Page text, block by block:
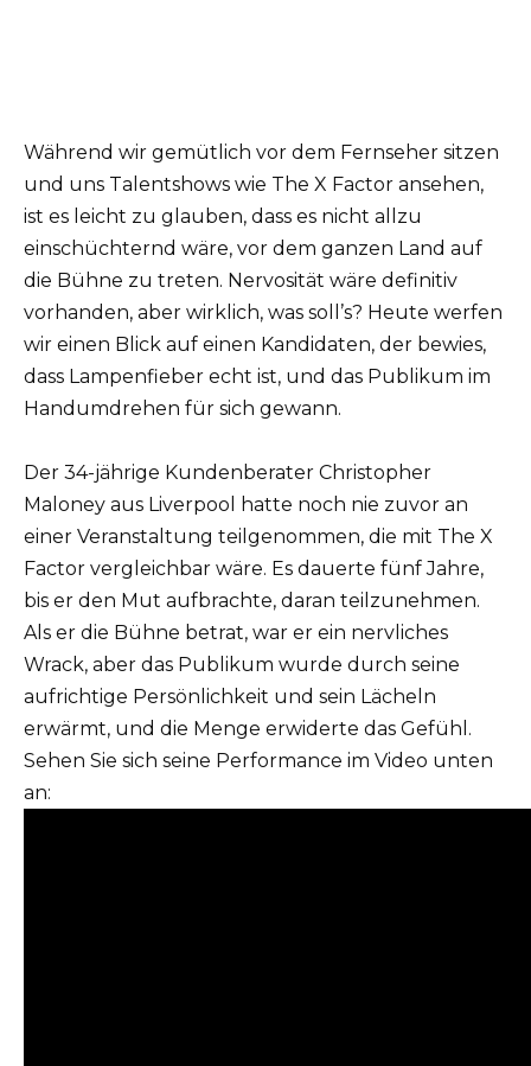
Während wir gemütlich vor dem Fernseher sitzen
und uns Talentshows wie The X Factor ansehen,
ist es leicht zu glauben, dass es nicht allzu
einschüchternd wäre, vor dem ganzen Land auf
die Bühne zu treten. Nervosität wäre definitiv
vorhanden, aber wirklich, was soll’s? Heute werfen
wir einen Blick auf einen Kandidaten, der bewies,
dass Lampenfieber echt ist, und das Publikum im
Handumdrehen für sich gewann.
Der 34-jährige Kundenberater Christopher
Maloney aus Liverpool hatte noch nie zuvor an
einer Veranstaltung teilgenommen, die mit The X
Factor vergleichbar wäre. Es dauerte fünf Jahre,
bis er den Mut aufbrachte, daran teilzunehmen.
Als er die Bühne betrat, war er ein nervliches
Wrack, aber das Publikum wurde durch seine
aufrichtige Persönlichkeit und sein Lächeln
erwärmt, und die Menge erwiderte das Gefühl.
Sehen Sie sich seine Performance im Video unten
an: